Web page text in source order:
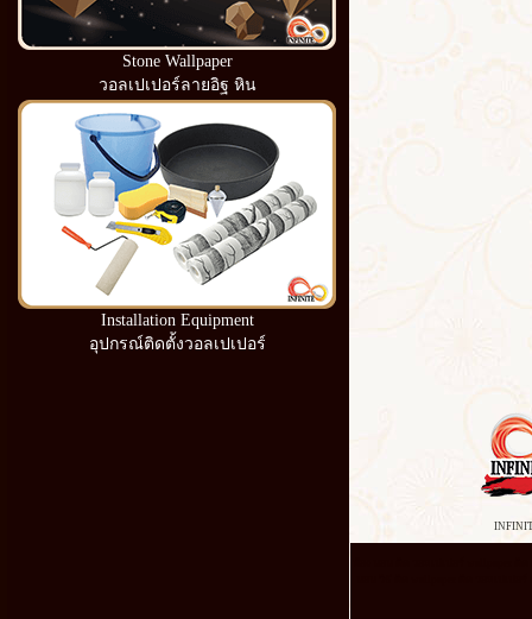
Stone Wallpaper
วอลเปเปอร์ลายอิฐ หิน
Installation Equipment
อุปกรณ์ติดตั้งวอลเปเปอร์